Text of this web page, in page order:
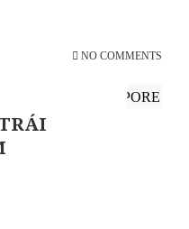
NO COMMENTS